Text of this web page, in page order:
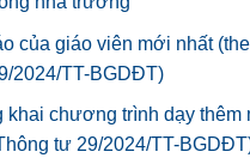
của giáo viên mới nhất
2024/TT-BGDĐT)
khai chương trình dạy thêm
tư 29/2024/TT-